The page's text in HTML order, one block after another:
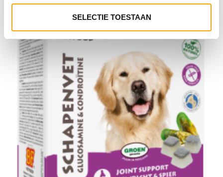
SELECTIE TOESTAAN